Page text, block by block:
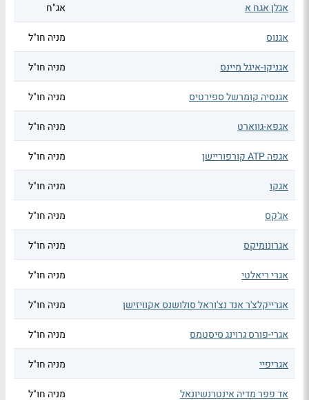
אגלן אגח א אג"ח
אגנוס מניה חו"ל
אגניקו-איגל מיינס מניה חו"ל
אגנסיה קומרשל ספירטיס מניה חו"ל
אגפא-גווארט מניה חו"ל
אגפה ATP קורפוריישן מניה חו"ל
אגקו מניה חו"ל
אג'קס מניה חו"ל
אגרונומיקס מניה חו"ל
אגרי ריאלטי מניה חו"ל
אגרייקלצ'ר אנד נצ'וראל סולושנס אקוויזישן מניה חו"ל
אגרי-פורס גרוינג סיסטמס מניה חו"ל
אגריפיי מניה חו"ל
אד פפר מדיה אינטרנשיונאל מניה חו"ל